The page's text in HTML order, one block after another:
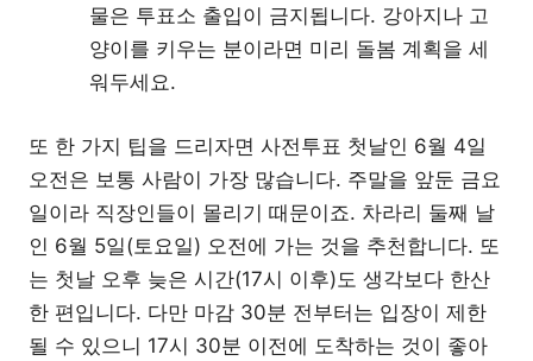
물은 투표소 출입이 금지됩니다. 강아지나 고
양이를 키우는 분이라면 미리 돌봄 계획을 세
워두세요.
또 한 가지 팁을 드리자면 사전투표 첫날인 6월 4일
오전은 보통 사람이 가장 많습니다. 주말을 앞둔 금요
일이라 직장인들이 몰리기 때문이죠. 차라리 둘째 날
인 6월 5일(토요일) 오전에 가는 것을 추천합니다. 또
는 첫날 오후 늦은 시간(17시 이후)도 생각보다 한산
한 편입니다. 다만 마감 30분 전부터는 입장이 제한
될 수 있으니 17시 30분 이전에 도착하는 것이 좋아